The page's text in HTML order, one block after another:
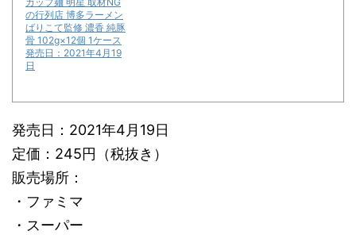
の行列店 博多ラーメン
ばりこて監修 濃香 純豚
骨 102g×12個 1ケース
発売日：2021年4月19
日
発売日：2021年4月19日
定価：245円（税抜き）
販売場所：
・ファミマ
・スーパー